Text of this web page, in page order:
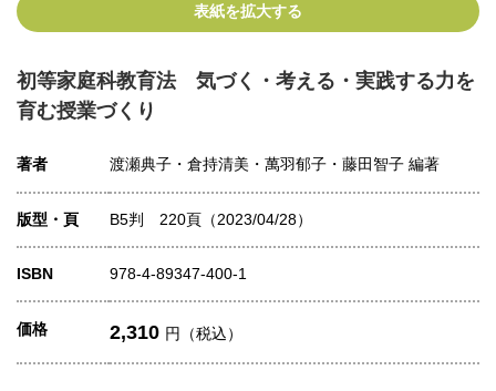
表紙を拡大する
初等家庭科教育法 気づく・考える・実践する力を
育む授業づくり
著者 渡瀬典子・倉持清美・萬羽郁子・藤田智子 編著
版型・頁 B5判 220頁（2023/04/28）
ISBN 978-4-89347-400-1
価格 2,310 円（税込）